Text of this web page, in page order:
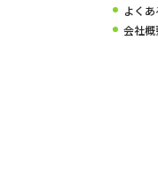
よく
会社概